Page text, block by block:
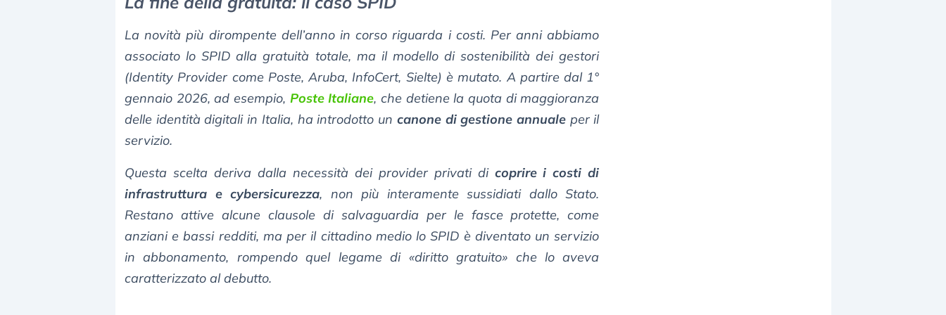
La novità più dirompente dell’anno in corso riguarda i costi. Per anni abbiamo
associato lo SPID alla gratuità totale, ma il modello di sostenibilità dei gestori
(Identity Provider come Poste, Aruba, InfoCert, Sielte) è mutato. A partire dal 1°
gennaio 2026, ad esempio, Poste Italiane, che detiene la quota di maggioranza
delle identità digitali in Italia, ha introdotto un canone di gestione annualeper il
servizio.
Questa scelta deriva dalla necessità dei provider privati di coprire i costi di
infrastruttura e cybersicurezza, non più interamente sussidiati dallo Stato.
Restano attive alcune clausole di salvaguardia per le fasce protette, come
anziani e bassi redditi, ma per il cittadino medio lo SPID è diventato un servizio
in abbonamento, rompendo quel legame di «diritto gratuito» che lo aveva
caratterizzato al debutto.